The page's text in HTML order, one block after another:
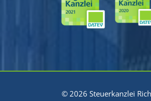
© 2026 Steuerkanzlei